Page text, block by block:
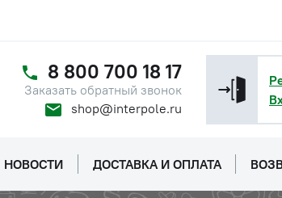
8 800 700 18 17
Заказать обратный звонок
shop@interpole.ru
НОВОСТИ ДОСТАВКА И ОПЛАТА